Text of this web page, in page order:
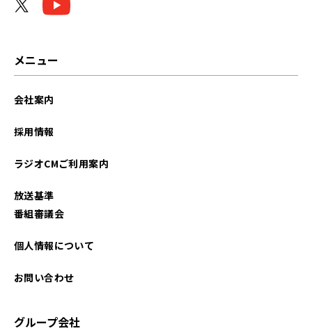
メニュー
会社案内
採用情報
ラジオCMご利用案内
放送基準
番組審議会
個人情報について
お問い合わせ
グループ会社